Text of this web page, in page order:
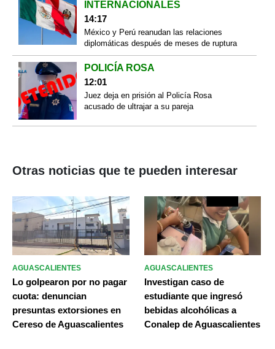
INTERNACIONALES
14:17
México y Perú reanudan las relaciones
diplomáticas después de meses de ruptura
POLICÍA ROSA
12:01
Juez deja en prisión al Policía Rosa
acusado de ultrajar a su pareja
Otras noticias que te pueden interesar
AGUASCALIENTES
Lo golpearon por no pagar
cuota: denuncian
presuntas extorsiones en
Cereso de Aguascalientes
AGUASCALIENTES
Investigan caso de
estudiante que ingresó
bebidas alcohólicas a
Conalep de Aguascalientes